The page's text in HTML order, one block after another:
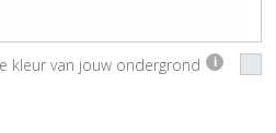
kleur van jouw ondergrond i